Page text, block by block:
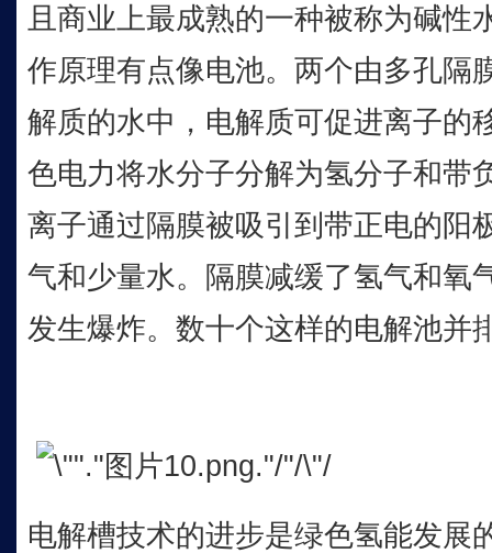
且商业上最成熟的一种被称为碱性
作原理有点像电池。两个由多孔隔
解质的水中，电解质可促进离子的
色电力将水分子分解为氢分子和带
离子通过隔膜被吸引到带正电的阳
气和少量水。隔膜减缓了氢气和氧
发生爆炸。数十个这样的电解池并
电解槽技术的进步是绿色氢能发展